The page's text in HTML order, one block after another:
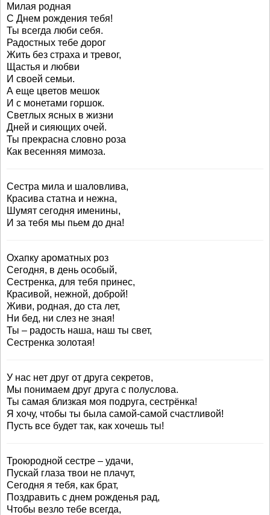
Милая родная
С Днем рождения тебя!
Ты всегда люби себя.
Радостных тебе дорог
Жить без страха и тревог,
Щастья и любви
И своей семьи.
А еще цветов мешок
И с монетами горшок.
Светлых ясных в жизни
Дней и сияющих очей.
Ты прекрасна словно роза
Как весенняя мимоза.
Сестра мила и шаловлива,
Красива статна и нежна,
Шумят сегодня именины,
И за тебя мы пьем до дна!
Охапку ароматных роз
Сегодня, в день особый,
Сестренка, для тебя принес,
Красивой, нежной, доброй!
Живи, родная, до ста лет,
Ни бед, ни слез не зная!
Ты – радость наша, наш ты свет,
Сестренка золотая!
У нас нет друг от друга секретов,
Мы понимаем друг друга с полуслова.
Ты самая близкая моя подруга, сестрёнка!
Я хочу, чтобы ты была самой-самой счастливой!
Пусть все будет так, как хочешь ты!
Троюродной сестре – удачи,
Пускай глаза твои не плачут,
Сегодня я тебя, как брат,
Поздравить с днем рожденья рад,
Чтобы везло тебе всегда,